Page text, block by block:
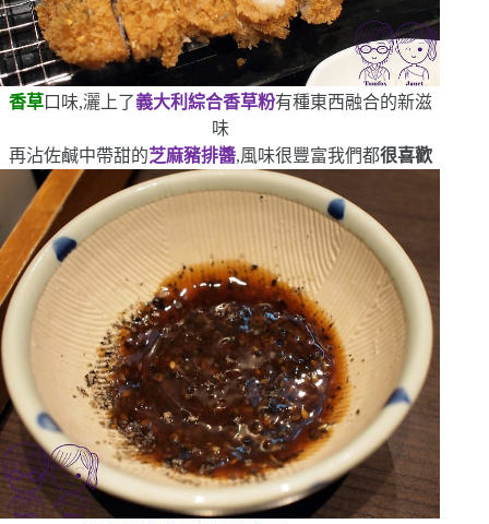
香草口味,灑上了義大利綜合香草粉有種東西融合的新滋
味
再沾佐鹹中帶甜的芝麻豬排醬,風味很豐富我們都很喜歡